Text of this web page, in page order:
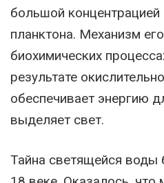
большой
планктона. Механизм
биохимических
результате
обеспечивает энергию
выделяет свет.
Тайна светящейся